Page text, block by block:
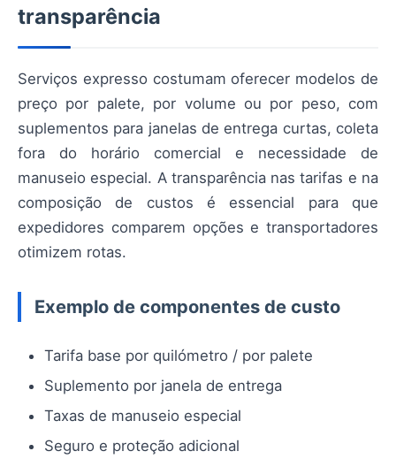
transparência
Serviços expresso costumam oferecer modelos de
preço por palete, por volume ou por peso, com
suplementos para janelas de entrega curtas, coleta
fora do horário comercial e necessidade de
manuseio especial. A transparência nas tarifas e na
composição de custos é essencial para que
expedidores comparem opções e transportadores
otimizem rotas.
Exemplo de componentes de custo
Tarifa base por quilómetro / por palete
Suplemento por janela de entrega
Taxas de manuseio especial
Seguro e proteção adicional